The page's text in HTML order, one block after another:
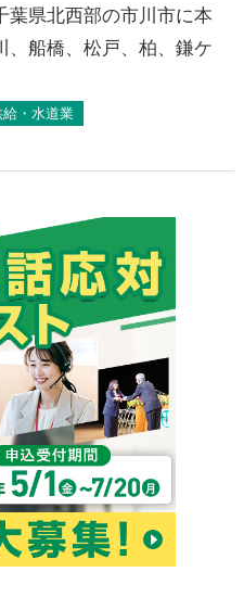
葉県北西部の市川市に本
、船橋、松戸、柏、鎌ケ
・水道業